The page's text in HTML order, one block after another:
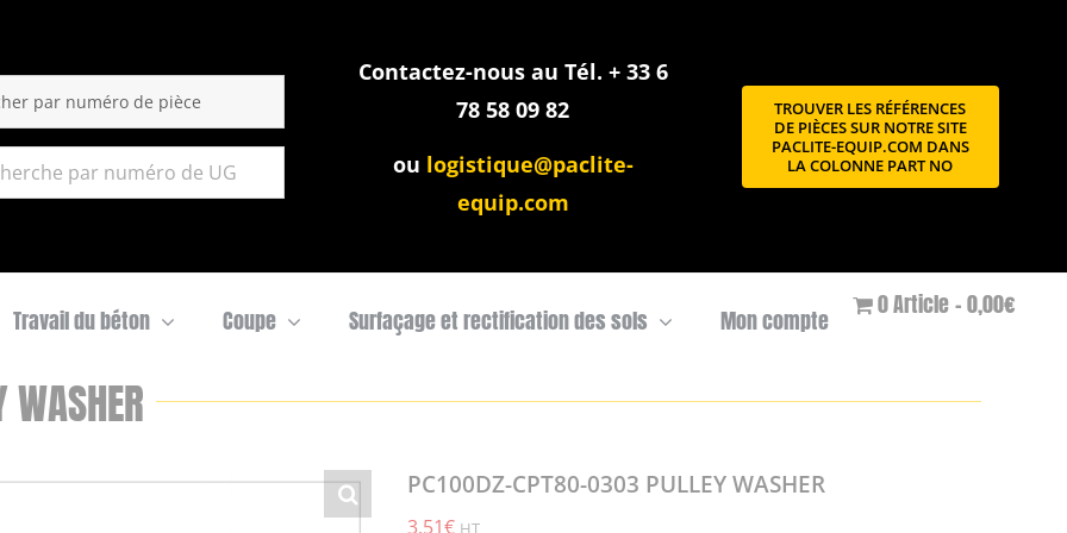
Contactez-nous au Tél. + 33 6
78 58 09 82
ou logistique@paclite-
equip.com
TROUVER LES RÉFÉRENCES
DE PIÈCES SUR NOTRE SITE
PACLITE-EQUIP.COM DANS
LA COLONNE PART NO
Travail du béton Coupe Surfaçage et rectification des sols Mon compte
0 Article 0,00€
PC100DZ-CPT80-0303 PULLEY WASHER
3,51€ HT